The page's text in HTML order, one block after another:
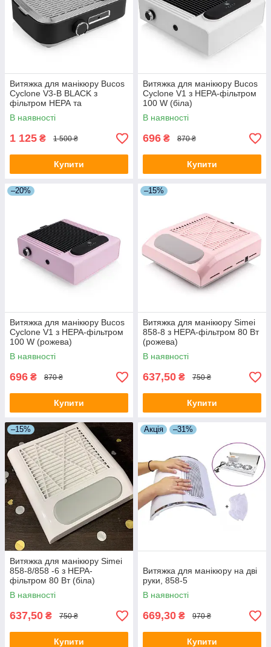
Витяжка для манікюру Bucos
Cyclone V3-B BLACK з
фільтром НЕРА та
аккумулятором 100 W
(чорна)
В наявності
1 125 ₴ 1 500 ₴
Купити
Витяжка для манікюру Bucos
Cyclone V1 з НЕРА-фільтром
100 W (біла)
В наявності
696 ₴ 870 ₴
Купити
–20%
Витяжка для манікюру Bucos
Cyclone V1 з НЕРА-фільтром
100 W (рожева)
В наявності
696 ₴ 870 ₴
Купити
–15%
Витяжка для манікюру Simei
858-8 з НЕРА-фільтром 80 Вт
(рожева)
В наявності
637,50 ₴ 750 ₴
Купити
–15%
Витяжка для манікюру Simei
858-8/858 -6 з НЕРА-
фільтром 80 Вт (біла)
В наявності
637,50 ₴ 750 ₴
Купити
Акція –31%
Витяжка для манікюру на дві
руки, 858-5
В наявності
669,30 ₴ 970 ₴
Купити